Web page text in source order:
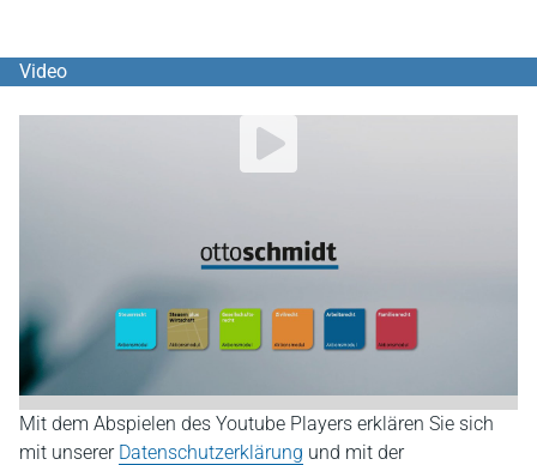
Video
Mit dem Abspielen des Youtube Players erklären Sie sich
mit unserer Datenschutzerklärung und mit der